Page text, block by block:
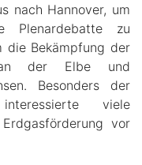
nach Hannover, um
Plenardebatte zu
die Bekämpfung der
an der Elbe und
Besonders der
viele
vor